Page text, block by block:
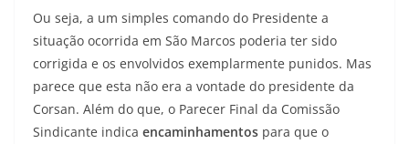
Ou seja, a um simples comando do Presidente a
situação ocorrida em São Marcos poderia ter sido
corrigida e os envolvidos exemplarmente punidos. Mas
parece que esta não era a vontade do presidente da
Corsan. Além do que, o Parecer Final da Comissão
Sindicante indica encaminhamentos para que o